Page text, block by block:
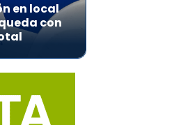
en local
con